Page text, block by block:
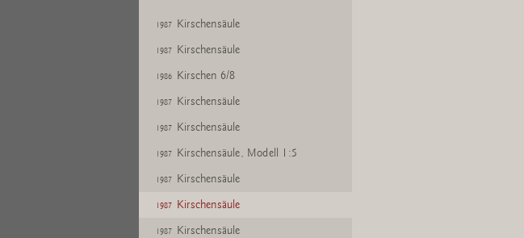
1987 Kirschensäule
1987 Kirschensäule
1986 Kirschen 6/8
1987 Kirschensäule
1987 Kirschensäule
1987 Kirschensäule, Modell 1:5
1987 Kirschensäule
1987 Kirschensäule
1987 Kirschensäule